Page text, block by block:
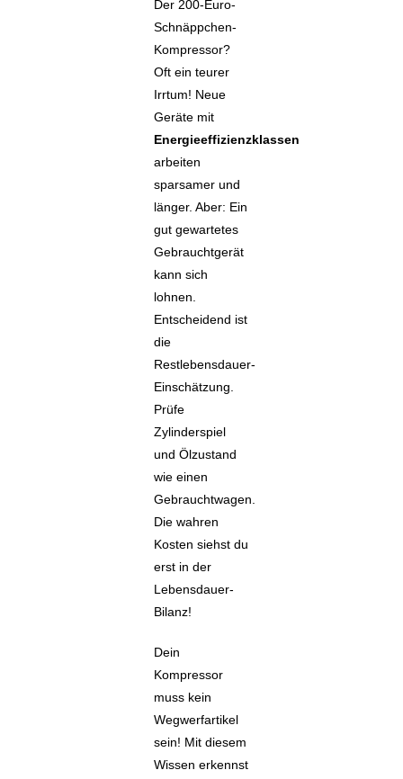
Der 200-Euro-
Schnäppchen-
Kompressor?
Oft ein teurer
Irrtum! Neue
Geräte mit
Energieeffizienzklassen
arbeiten
sparsamer und
länger. Aber: Ein
gut gewartetes
Gebrauchtgerät
kann sich
lohnen.
Entscheidend ist
die
Restlebensdauer-
Einschätzung.
Prüfe
Zylinderspiel
und Ölzustand
wie einen
Gebrauchtwagen.
Die wahren
Kosten siehst du
erst in der
Lebensdauer-
Bilanz!
Dein
Kompressor
muss kein
Wegwerfartikel
sein! Mit diesem
Wissen erkennst